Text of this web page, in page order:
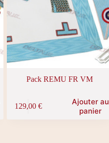
Pack REMU FR VM
129,00 €
Ajouter au
panier